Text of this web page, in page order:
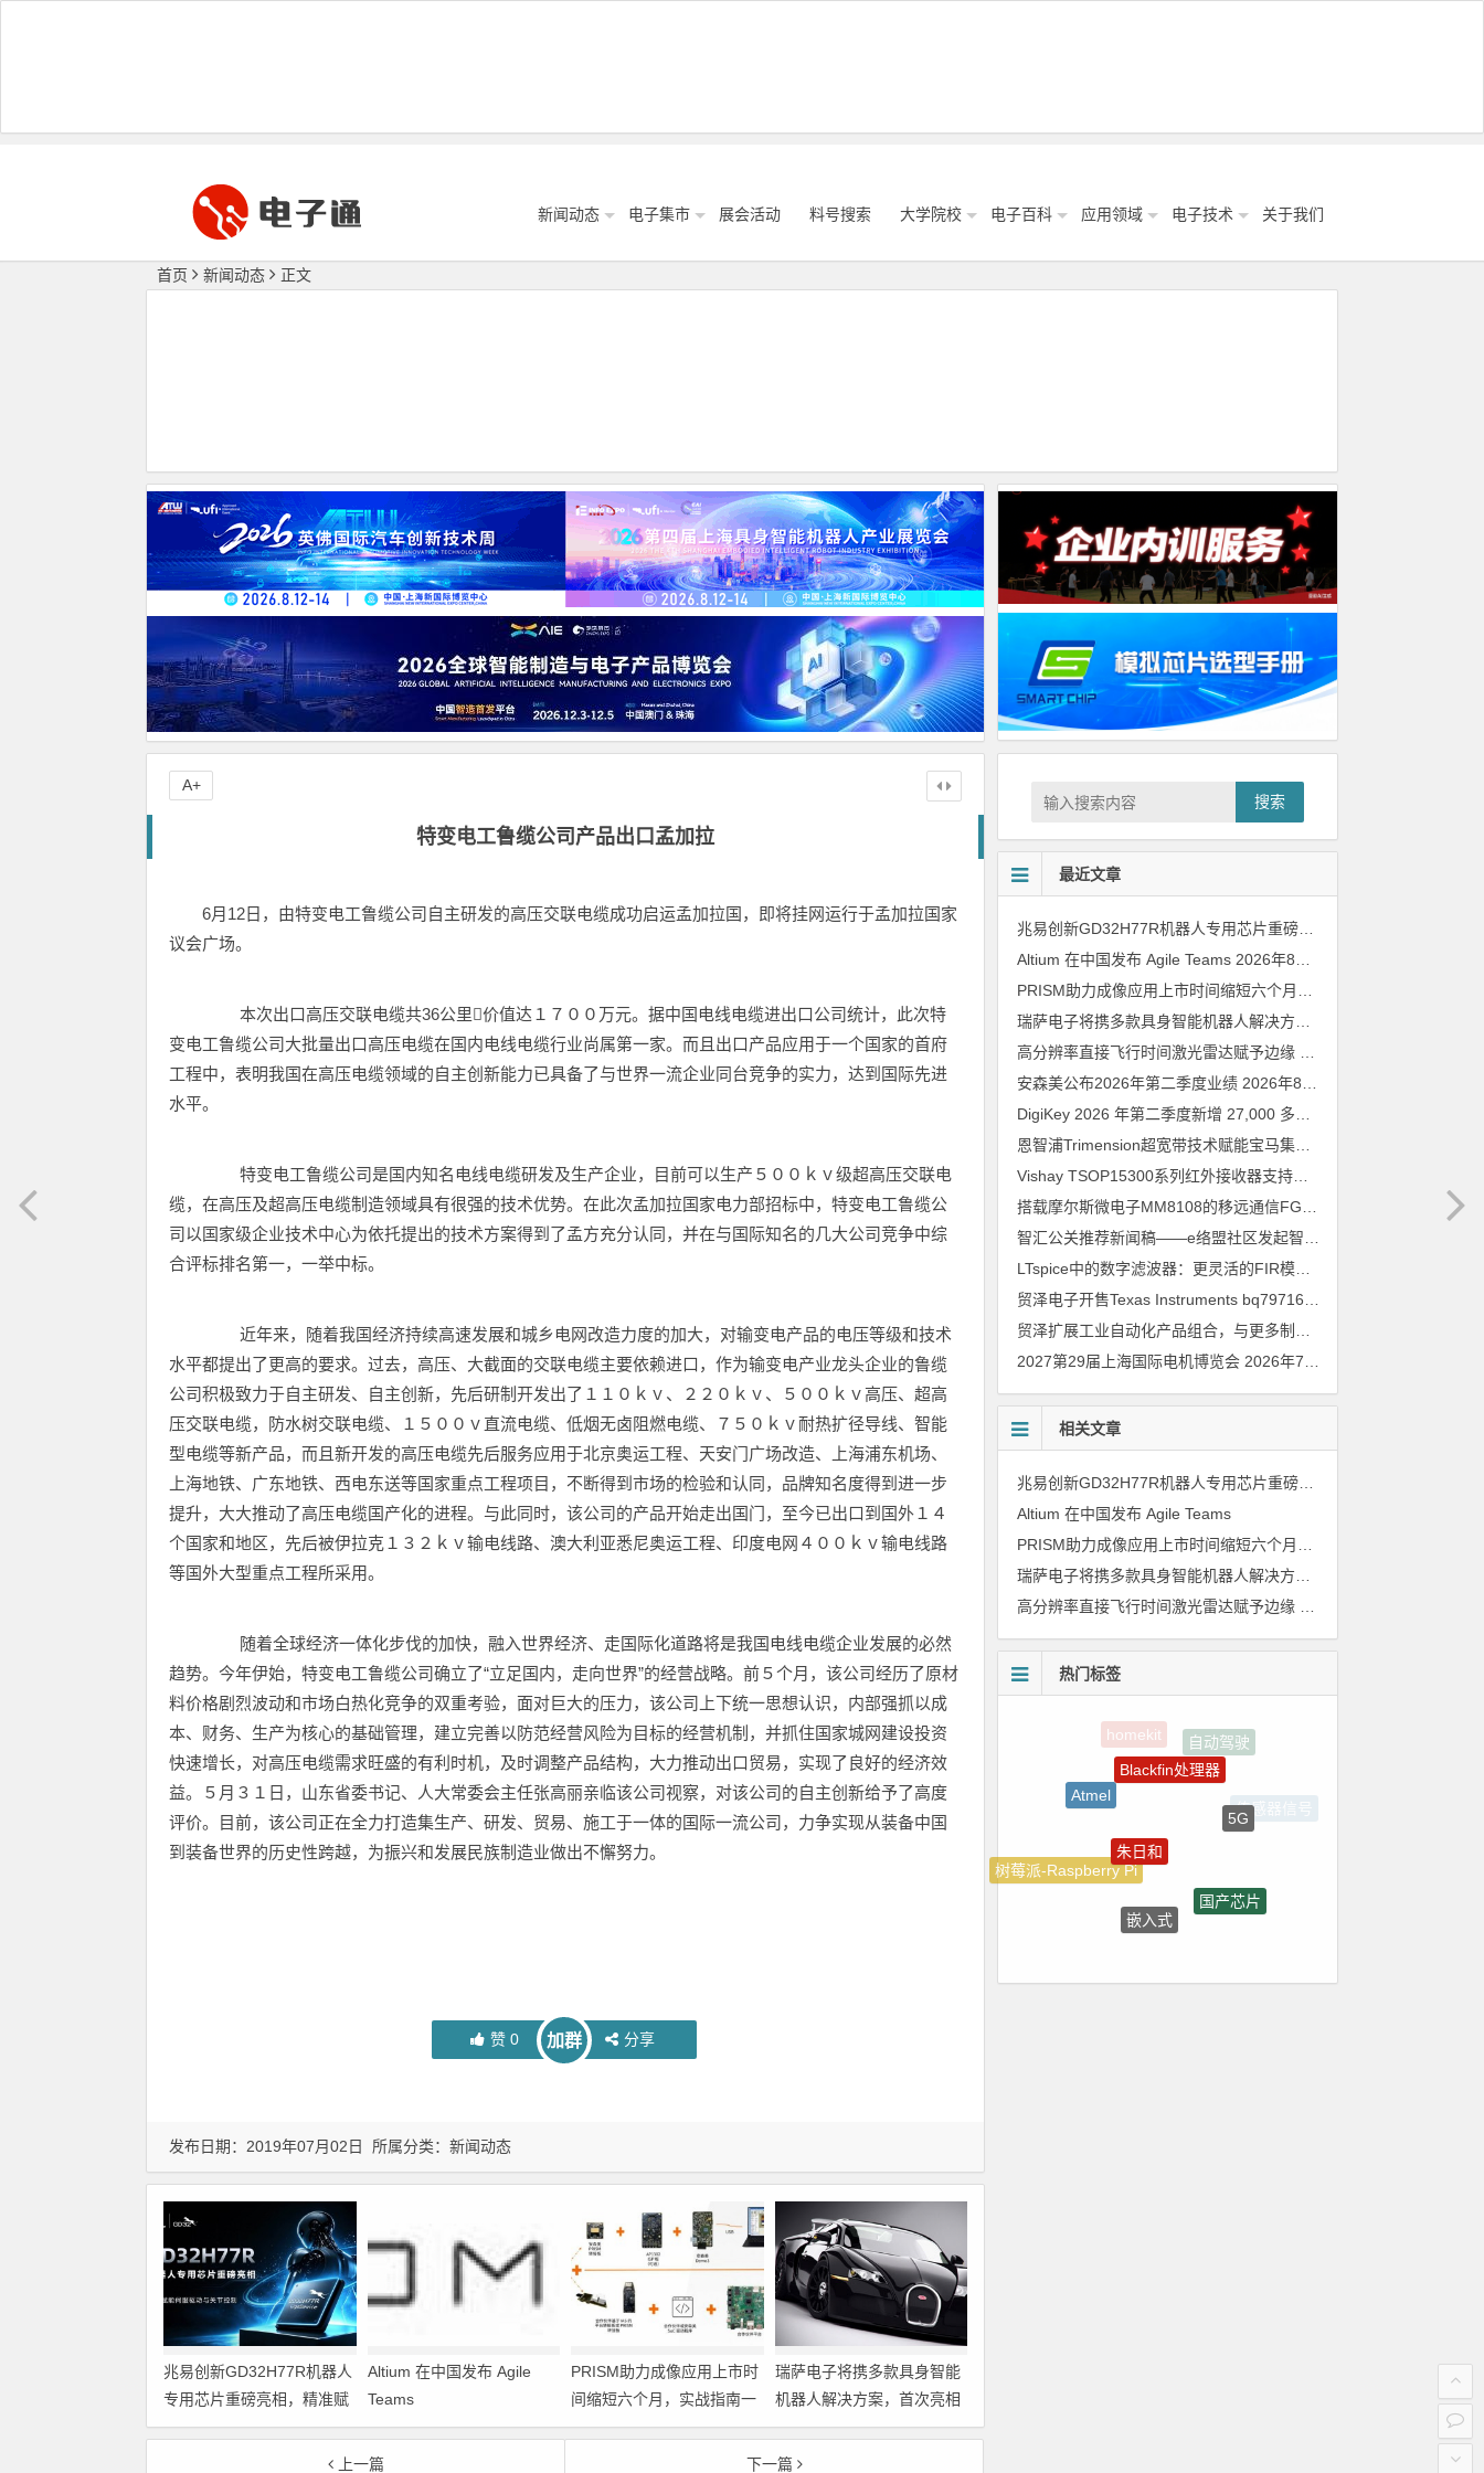
新闻动态 电子集市 展会活动 料号搜索 大学院校 电子百科 应用领域 电子技术 关于我们
首页 新闻动态 正文
特变电工鲁缆公司产品出口孟加拉
6月12日，由特变电工鲁缆公司自主研发的高压交联电缆成功启运孟加拉国，即将挂网运行于孟加拉国家
议会广场。
本次出口高压交联电缆共36公里价值达１７００万元。据中国电线电缆进出口公司统计，此次特
变电工鲁缆公司大批量出口高压电缆在国内电线电缆行业尚属第一家。而且出口产品应用于一个国家的首府
工程中，表明我国在高压电缆领域的自主创新能力已具备了与世界一流企业同台竞争的实力，达到国际先进
水平。
特变电工鲁缆公司是国内知名电线电缆研发及生产企业，目前可以生产５００ｋｖ级超高压交联电
缆，在高压及超高压电缆制造领域具有很强的技术优势。在此次孟加拉国家电力部招标中，特变电工鲁缆公
司以国家级企业技术中心为依托提出的技术方案得到了孟方充分认同，并在与国际知名的几大公司竞争中综
合评标排名第一，一举中标。
近年来，随着我国经济持续高速发展和城乡电网改造力度的加大，对输变电产品的电压等级和技术
水平都提出了更高的要求。过去，高压、大截面的交联电缆主要依赖进口，作为输变电产业龙头企业的鲁缆
公司积极致力于自主研发、自主创新，先后研制开发出了１１０ｋｖ、２２０ｋｖ、５００ｋｖ高压、超高
压交联电缆，防水树交联电缆、１５００ｖ直流电缆、低烟无卤阻燃电缆、７５０ｋｖ耐热扩径导线、智能
型电缆等新产品，而且新开发的高压电缆先后服务应用于北京奥运工程、天安门广场改造、上海浦东机场、
上海地铁、广东地铁、西电东送等国家重点工程项目，不断得到市场的检验和认同，品牌知名度得到进一步
提升，大大推动了高压电缆国产化的进程。与此同时，该公司的产品开始走出国门，至今已出口到国外１４
个国家和地区，先后被伊拉克１３２ｋｖ输电线路、澳大利亚悉尼奥运工程、印度电网４００ｋｖ输电线路
等国外大型重点工程所采用。
随着全球经济一体化步伐的加快，融入世界经济、走国际化道路将是我国电线电缆企业发展的必然
趋势。今年伊始，特变电工鲁缆公司确立了“立足国内，走向世界”的经营战略。前５个月，该公司经历了原材
料价格剧烈波动和市场白热化竞争的双重考验，面对巨大的压力，该公司上下统一思想认识，内部强抓以成
本、财务、生产为核心的基础管理，建立完善以防范经营风险为目标的经营机制，并抓住国家城网建设投资
快速增长，对高压电缆需求旺盛的有利时机，及时调整产品结构，大力推动出口贸易，实现了良好的经济效
益。５月３１日，山东省委书记、人大常委会主任张高丽亲临该公司视察，对该公司的自主创新给予了高度
评价。目前，该公司正在全力打造集生产、研发、贸易、施工于一体的国际一流公司，力争实现从装备中国
到装备世界的历史性跨越，为振兴和发展民族制造业做出不懈努力。
赞0 加群 分享
A+
发布日期：2019年07月02日 所属分类： 新闻动态
兆易创新GD32H77R机器人
专用芯片重磅亮相，精准赋
能伺服驱动与关节控制
Altium 在中国发布 Agile
Teams
PRISM助力成像应用上市时
间缩短六个月，实战指南一
文解读
瑞萨电子将携多款具身智能
机器人解决方案，首次亮相
2026中国具身智能机器人产
业大会
上一篇 下一篇
搜索
最近文章
兆易创新GD32H77R机器人专用芯片重磅亮相，精准赋能伺服驱动与关节控制
Altium 在中国发布 Agile Teams 2026年8月6日
安森美公布2026年第二季度业绩 2026年8月6日
恩智浦Trimension超宽带技术赋能宝马集团Digital Key Plus及生命体存在检测功能
Vishay TSOP15300系列红外接收器支持所有主流遥控代码
LTspice中的数字滤波器：更灵活的FIR模型
2027第29届上海国际电机博览会 2026年7月30日
相关文章
兆易创新GD32H77R机器人专用芯片重磅亮相，精准赋能伺服驱动与关节控制
Altium 在中国发布 Agile Teams
热门标签
强国之列
电气光伏
树莓派-Raspberry Pi
Atmel
Blackfin处理器
5G